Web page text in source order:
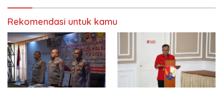
Rekomendasi untuk kamu